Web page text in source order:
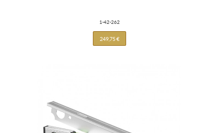
1-42-262
249,75 €